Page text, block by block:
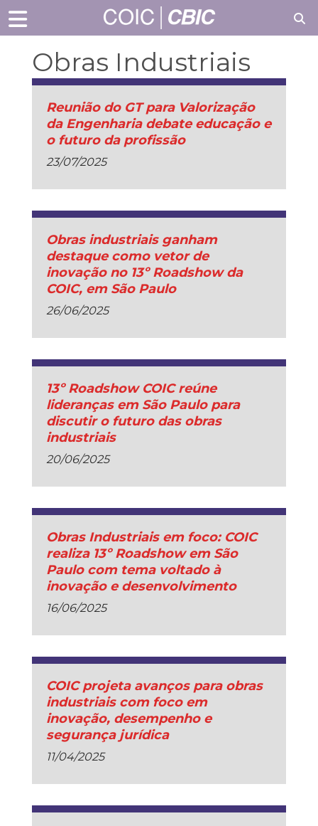
Obras Industriais
Reunião do GT para Valorização
da Engenharia debate educação e
o futuro da profissão
23/07/2025
Obras industriais ganham
destaque como vetor de
inovação no 13º Roadshow da
COIC, em São Paulo
26/06/2025
13º Roadshow COIC reúne
lideranças em São Paulo para
discutir o futuro das obras
industriais
20/06/2025
Obras Industriais em foco: COIC
realiza 13º Roadshow em São
Paulo com tema voltado à
inovação e desenvolvimento
16/06/2025
COIC projeta avanços para obras
industriais com foco em
inovação, desempenho e
segurança jurídica
11/04/2025